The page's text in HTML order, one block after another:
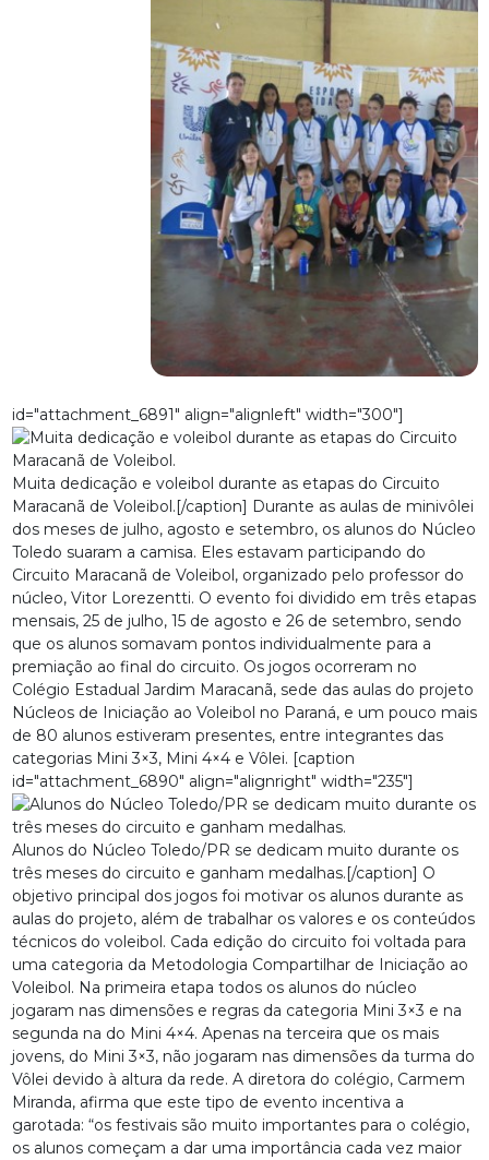
id="attachment_6891" align="alignleft" width="300"]
Muita dedicação e voleibol durante as etapas do Circuito
Maracanã de Voleibol.[/caption] Durante as aulas de minivôlei
dos meses de julho, agosto e setembro, os alunos do Núcleo
Toledo suaram a camisa. Eles estavam participando do
Circuito Maracanã de Voleibol, organizado pelo professor do
núcleo, Vitor Lorezentti. O evento foi dividido em três etapas
mensais, 25 de julho, 15 de agosto e 26 de setembro, sendo
que os alunos somavam pontos individualmente para a
premiação ao final do circuito. Os jogos ocorreram no
Colégio Estadual Jardim Maracanã, sede das aulas do projeto
Núcleos de Iniciação ao Voleibol no Paraná, e um pouco mais
de 80 alunos estiveram presentes, entre integrantes das
categorias Mini 3×3, Mini 4×4 e Vôlei. [caption
id="attachment_6890" align="alignright" width="235"]
Alunos do Núcleo Toledo/PR se dedicam muito durante os
três meses do circuito e ganham medalhas.[/caption] O
objetivo principal dos jogos foi motivar os alunos durante as
aulas do projeto, além de trabalhar os valores e os conteúdos
técnicos do voleibol. Cada edição do circuito foi voltada para
uma categoria da Metodologia Compartilhar de Iniciação ao
Voleibol. Na primeira etapa todos os alunos do núcleo
jogaram nas dimensões e regras da categoria Mini 3×3 e na
segunda na do Mini 4×4. Apenas na terceira que os mais
jovens, do Mini 3×3, não jogaram nas dimensões da turma do
Vôlei devido à altura da rede. A diretora do colégio, Carmem
Miranda, afirma que este tipo de evento incentiva a
garotada: “os festivais são muito importantes para o colégio,
os alunos começam a dar uma importância cada vez maior